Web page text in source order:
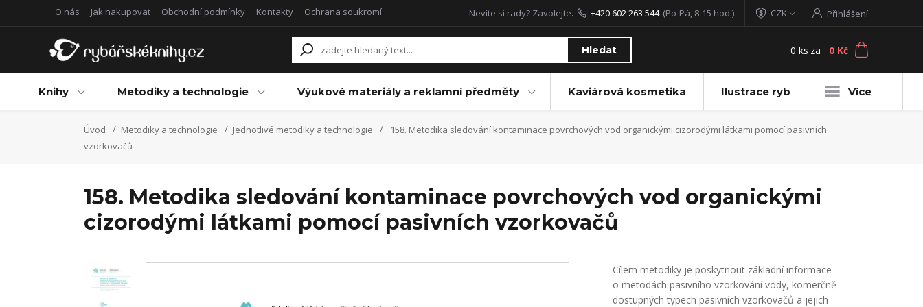
O nás Jak nakupovat Obchodní podmínky Kontakty Ochrana soukromí CZK Přihlášení
Hledat
Nevíte si rady? Zavolejte. +420 602 263 544 (Po-Pá, 8-15 hod.)
0 ks za 0 Kč
Knihy Metodiky a technologie Výukové materiály a reklamní předměty Kaviárová kosmetika Ilustrace ryb Více
Úvod Metodiky a technologie Jednotlivé metodiky a technologie
158. Metodika sledování kontaminace povrchových vod organickými cizorodými látkami pomocí pasivních
vzorkovačů
158. Metodika sledování kontaminace povrchových vod organickými
cizorodými látkami pomocí pasivních vzorkovačů
Cílem metodiky je poskytnout základní informace
o metodách pasivního vzorkování vody, komerčně
dostupných typech pasivních vzorkovačů a jejich